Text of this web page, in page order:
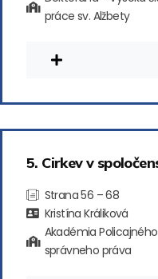
práce sv. Alžbety
5. Cirkev v
Strana 56 – 68
Kristína Králiková
Akadémia
správneho práva